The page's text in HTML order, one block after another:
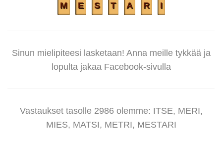
M E S T A R I
Sinun mielipiteesi lasketaan! Anna meille tykkää ja
lopulta jakaa Facebook-sivulla
Vastaukset tasolle 2986 olemme: ITSE, MERI,
MIES, MATSI, METRI, MESTARI